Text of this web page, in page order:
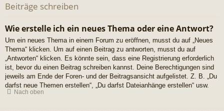
Beiträge schreiben
Wie erstelle ich ein neues Thema oder eine Antwort?
Um ein neues Thema in einem Forum zu eröffnen, musst du auf „Neues
Thema“ klicken. Um auf einen Beitrag zu antworten, musst du auf
„Antworten“ klicken. Es könnte sein, dass eine Registrierung erforderlich
ist, bevor du einen Beitrag schreiben kannst. Deine Berechtigungen sind
jeweils am Ende der Foren- und der Beitragsansicht aufgelistet. Z. B. „Du
darfst neue Themen erstellen“, „Du darfst Dateianhänge erstellen“ usw.
Nach oben